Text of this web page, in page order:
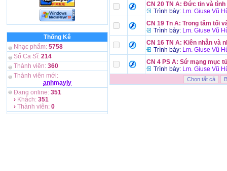
Thống Kê
Nhạc phẩm: 5758
Số Ca Sĩ: 214
Thành viên: 360
Thành viên mới:
anhmayly
Đang online: 351
› Khách: 351
› Thành viên: 0
CN 20 TN A: Đức tin và
Trình bày: Lm. Giuse Vũ
CN 19 Tn A: Trong tăm tối
Trình bày: Lm. Giuse Vũ
CN 16 TN A: Kiên nhẫn và
Trình bày: Lm. Giuse Vũ
CN 4 PS A: Sứ mạng mục
Trình bày: Lm. Giuse Vũ